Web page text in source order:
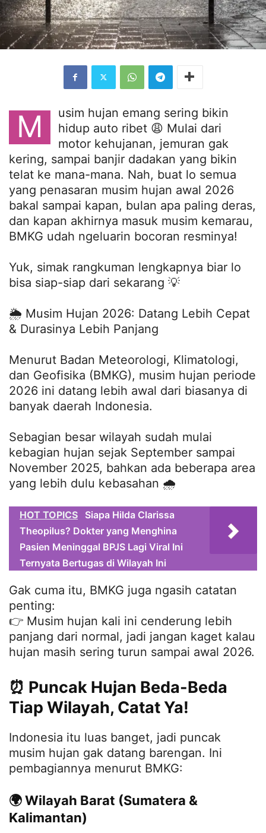
M
usim hujan emang sering bikin
hidup auto ribet 😩 Mulai dari
motor kehujanan, jemuran gak
kering, sampai banjir dadakan yang bikin
telat ke mana-mana. Nah, buat lo semua
yang penasaran musim hujan awal 2026
bakal sampai kapan, bulan apa paling deras,
dan kapan akhirnya masuk musim kemarau,
BMKG udah ngeluarin bocoran resminya!
Yuk, simak rangkuman lengkapnya biar lo
bisa siap-siap dari sekarang 💡
🌦️ Musim Hujan 2026: Datang Lebih Cepat
& Durasinya Lebih Panjang
Menurut Badan Meteorologi, Klimatologi,
dan Geofisika (BMKG), musim hujan periode
2026 ini datang lebih awal dari biasanya di
banyak daerah Indonesia.
Sebagian besar wilayah sudah mulai
kebagian hujan sejak September sampai
November 2025, bahkan ada beberapa area
yang lebih dulu kebasahan 🌧️
HOT TOPICS
Siapa Hilda Clarissa
Theopilus? Dokter yang Menghina
Pasien Meninggal BPJS Lagi Viral Ini
Ternyata Bertugas di Wilayah Ini
Gak cuma itu, BMKG juga ngasih catatan
penting:
👉 Musim hujan kali ini cenderung lebih
panjang dari normal, jadi jangan kaget kalau
hujan masih sering turun sampai awal 2026.
⏰ Puncak Hujan Beda-Beda
Tiap Wilayah, Catat Ya!
Indonesia itu luas banget, jadi puncak
musim hujan gak datang barengan. Ini
pembagiannya menurut BMKG:
🌍 Wilayah Barat (Sumatera &
Kalimantan)